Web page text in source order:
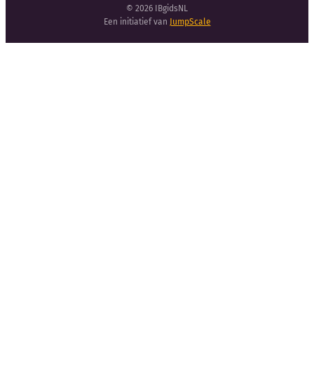
© 2026 IBgidsNL
Een initiatief van JumpScale